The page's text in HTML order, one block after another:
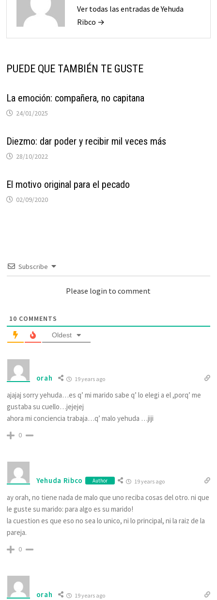
Ver todas las entradas de Yehuda
Ribco →
PUEDE QUE TAMBIÉN TE GUSTE
La emoción: compañera, no capitana
24/01/2025
Diezmo: dar poder y recibir mil veces más
28/10/2022
El motivo original para el pecado
02/09/2020
Subscribe
Please login to comment
10 COMMENTS
Oldest
orah 19 years ago
ajajaj sorry yehuda…es q’ mi marido sabe q’ lo elegi a el ,porq’ me
gustaba su cuello…jejejej
ahora mi conciencia trabaja…q’ malo yehuda …jiji
0
Yehuda Ribco Author 19 years ago
ay orah, no tiene nada de malo que uno reciba cosas del otro. ni que
le guste su marido: para algo es su marido!
la cuestion es que eso no sea lo unico, ni lo principal, ni la raiz de la
pareja.
0
orah 19 years ago